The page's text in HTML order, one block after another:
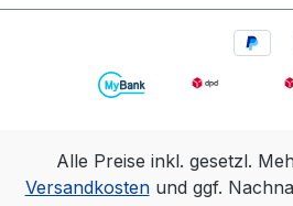
Alle Preise inkl. gesetzl.
Versandkostenund ggf.